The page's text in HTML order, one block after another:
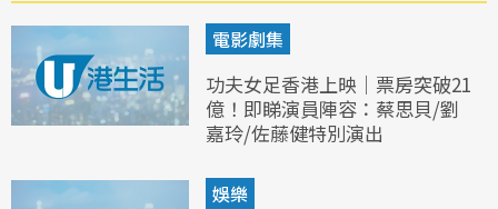
電影劇集
功夫女足香港上映｜票房突破21
億！即睇演員陣容：蔡思貝/劉
嘉玲/佐藤健特別演出
娛樂